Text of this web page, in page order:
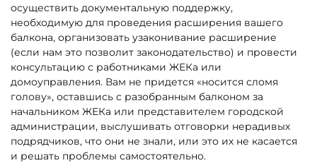
осуществить документальную поддержку,
необходимую для проведения расширения вашего
балкона, организовать узаконивание расширение
(если нам это позволит законодательство) и провести
консультацию с работниками ЖЕКа или
домоуправления. Вам не придется «носится сломя
голову», оставшись с разобранным балконом за
начальником ЖЕКа или представителем городской
администрации, выслушивать отговорки нерадивых
подрядчиков, что они не знали, или это их не касается
и решать проблемы самостоятельно.